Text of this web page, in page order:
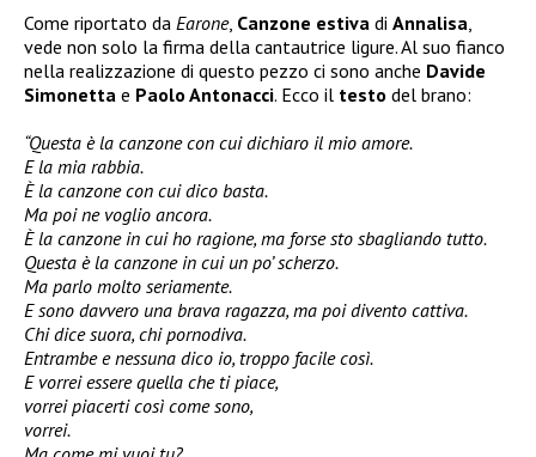
Come riportato da Earone, Canzone estiva di Annalisa
vede non solo la firma della cantautrice ligure. Al suo fianco
nella realizzazione di questo pezzo ci sono anche Davide
Simonetta e Paolo Antonacci. Ecco il testo del brano:
“Questa è la canzone con cui dichiaro il mio amore.
E la mia rabbia.
È la canzone con cui dico basta.
Ma poi ne voglio ancora.
È la canzone in cui ho ragione, ma forse sto sbagliando tutto.
Questa è la canzone in cui un po’ scherzo.
Ma parlo molto seriamente.
E sono davvero una brava ragazza, ma poi divento cattiva.
Chi dice suora, chi pornodiva.
Entrambe e nessuna dico io, troppo facile così.
E vorrei essere quella che ti piace,
vorrei piacerti così come sono,
vorrei.